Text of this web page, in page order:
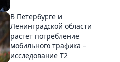
В Петербурге и
Ленинградской области
растет потребление
мобильного трафика –
исследование T2